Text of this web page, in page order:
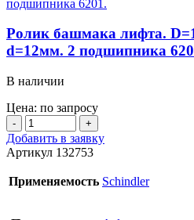
Ролик башмака лифта.
d=12мм. 2 подшипника
В наличии
Цена: по запросу
Количество
товара
Ролик
башмака
лифта.
Добавить в заявку
Артикул 132753
Применяемость Schindler